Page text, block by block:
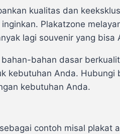
kualitas dan
Plakatzone
lagi souvenir yang bisa
bahan dasar
kebutuhan Anda. Hubungi
kebutuhan Anda.
contoh misal plakat